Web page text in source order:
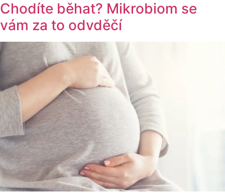
Chodíte běhat? Mikrobiom se
vám za to odvděčí